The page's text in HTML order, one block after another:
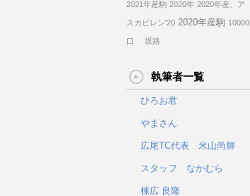
2021年産駒 2020年 2020年産、ア
スカビレン'20 2020年産駒 10000
口 坂路
執筆者一覧
ひろお君
やまさん
広尾TC代表 米山尚輝
スタッフ なかむら
棟広 良隆